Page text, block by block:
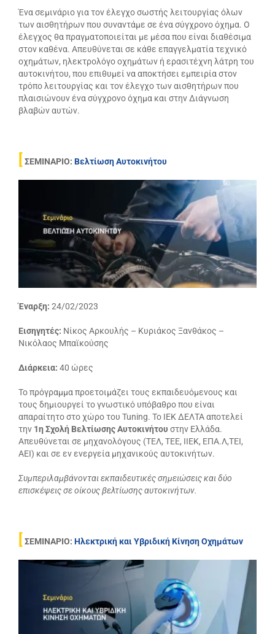
Ένα σεμινάριο για τον έλεγχο σωστής λειτουργίας όλων
των αισθητήρων που συναντάμε σε ένα σύγχρονο όχημα. Ο
έλεγχος θα πραγματοποιείται με μέσα που είναι διαθέσιμα
στον καθένα. Απευθύνεται σε κάθε επαγγελματία τεχνικό
οχημάτων, ηλεκτρολόγο οχημάτων ή ερασιτέχνη λάτρη του
αυτοκινήτου, που επιθυμεί να αποκτήσει εμπειρία στον
τρόπο λειτουργίας και τον έλεγχο των αισθητήρων που
πλαισιώνουν ένα σύγχρονο όχημα και στην Διάγνωση
βλαβών αυτών.
[ΣΕΜΙΝΑΡΙΟ: Βελτίωση Αυτοκινήτου
Έναρξη: 24/02/2023
Εισηγητές: Νίκος Αρκουλής – Κυριάκος Ξανθάκος –
Νικόλαος Μπαϊκούσης
Διάρκεια: 40 ώρες
Το πρόγραμμα προετοιμάζει τους εκπαιδευόμενους και
τους δημιουργεί το γνωστικό υπόβαθρο που είναι
απαραίτητο στο χώρο του Tuning. Το ΙΕΚ ΔΕΛΤΑ αποτελεί
την 1η Σχολή Βελτίωσης Αυτοκινήτου στην Ελλάδα.
Απευθύνεται σε μηχανολόγους (ΤΕΛ, ΤΕΕ, ΙΙΕΚ, ΕΠΑ.Λ,ΤΕΙ,
ΑΕΙ) και σε εν ενεργεία μηχανικούς αυτοκινήτων.
Συμπεριλαμβάνονται εκπαιδευτικές σημειώσεις και δύο
επισκέψεις σε οίκους βελτίωσης αυτοκινήτων.
[ΣΕΜΙΝΑΡΙΟ: Ηλεκτρική και Υβριδική Κίνηση Οχημάτων